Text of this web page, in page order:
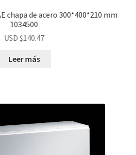
chapa de acero 300*400*210 mm
1034500
USD $140.47
Leer más